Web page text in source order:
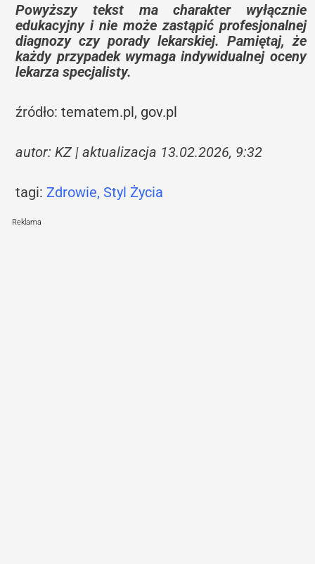
Powyższy tekst ma charakter wyłącznie
edukacyjny i nie może zastąpić profesjonalnej
diagnozy czy porady lekarskiej. Pamiętaj, że
każdy przypadek wymaga indywidualnej oceny
lekarza specjalisty.
źródło:tematem.pl, gov.pl
autor: KZ | aktualizacja 13.02.2026, 9:32
tagi: Zdrowie,Styl Życia
Reklama